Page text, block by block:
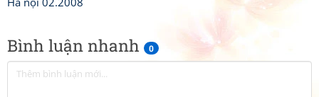
Bình luận nhanh 0